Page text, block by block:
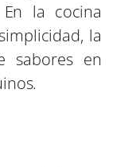
la cocina
la
sabores en